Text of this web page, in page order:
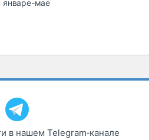
шины
январе-мае
в нашем Telegram‑канале